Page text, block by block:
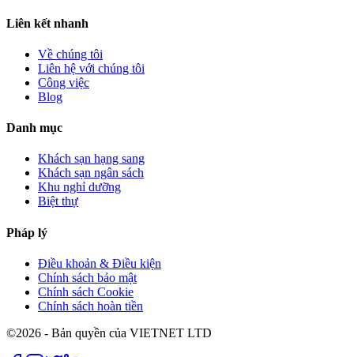
Liên kết nhanh
Về chúng tôi
Liên hệ với chúng tôi
Công việc
Blog
Danh mục
Khách sạn hạng sang
Khách sạn ngân sách
Khu nghỉ dưỡng
Biệt thự
Pháp lý
Điều khoản & Điều kiện
Chính sách bảo mật
Chính sách Cookie
Chính sách hoàn tiền
©2026 - Bản quyền của VIETNET LTD